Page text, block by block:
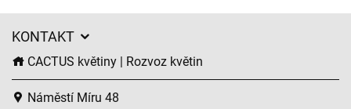
KONTAKT
CACTUS květiny | Rozvoz květin
Náměstí Míru 48